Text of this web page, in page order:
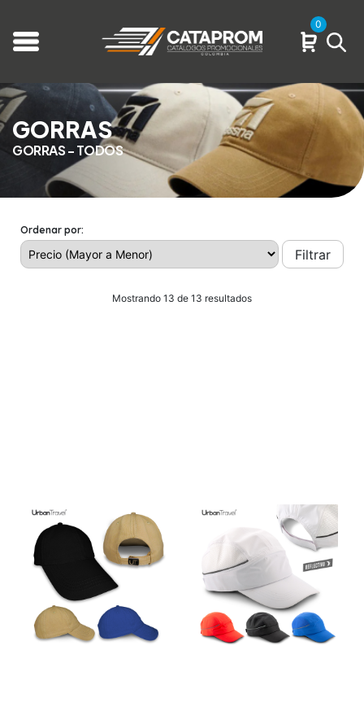
0
GORRAS
GORRAS - TODOS
Ordenar por:
Filtrar
Mostrando 13 de 13 resultados